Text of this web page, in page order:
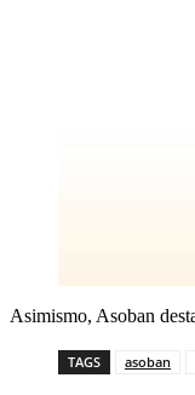
Asimismo, Asoban
TAGS asoban